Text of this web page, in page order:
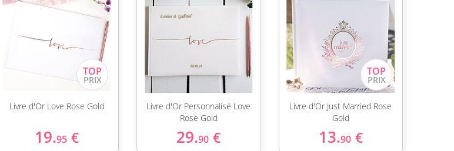
Livre d'Or Love Rose Gold
19.95 €
Livre d'Or Personnalisé Love
Rose Gold
29.90 €
Livre d'Or Just Married Rose
Gold
13.90 €